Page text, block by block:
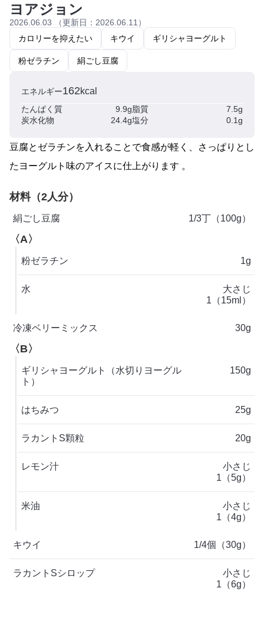
ヨアジョン
2026.06.03 （更新日：2026.06.11）
カロリーを抑えたい
キウイ ギリシャヨーグルト
粉ゼラチン 絹ごし豆腐
エネルギー162kcal
たんぱく質 9.9g脂質
7.5g
炭水化物
24.4g塩分 0.1g
豆腐とゼラチンを入れることで食感が軽く、さっぱりとし
たヨーグルト味のアイスに仕上がります 。
材料（2人分）
絹ごし豆腐 1/3丁（100g）
〈A〉
粉ゼラチン 1g
水
大さじ
1（15ml）
冷凍ベリーミックス 30g
〈B〉
ギリシャヨーグルト（水切りヨーグル
ト）
150g
はちみつ 25g
ラカントS顆粒 20g
レモン汁
小さじ
1（5g）
米油
小さじ
1（4g）
キウイ 1/4個（30g）
ラカントSシロップ
小さじ
1（6g）